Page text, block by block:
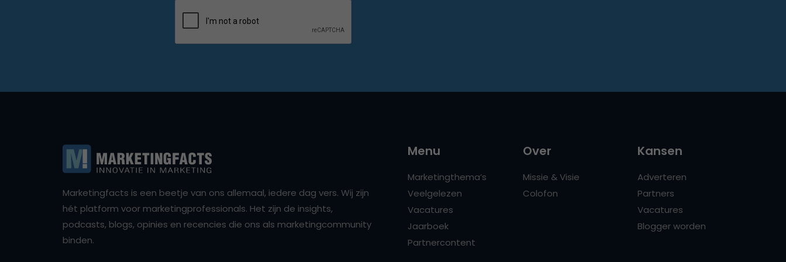
Marketingfacts is een beetje van ons allemaal, iedere dag vers. Wij zijn
hét platform voor marketingprofessionals. Het zijn de insights,
podcasts, blogs, opinies en recencies die ons als marketingcommunity
binden.
Menu
Marketingthema’s
Veelgelezen
Vacatures
Jaarboek
Partnercontent
Over
Missie & Visie
Colofon
Kansen
Adverteren
Partners
Vacatures
Blogger worden